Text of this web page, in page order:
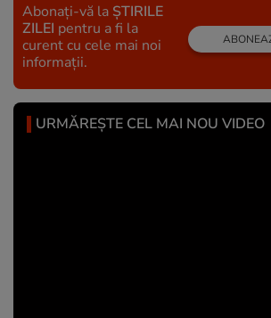
Abonați-vă la ȘTIRILE
ZILEI pentru a fi la
curent cu cele mai noi
informații.
URMĂREȘTE CEL MAI NOU VIDEO